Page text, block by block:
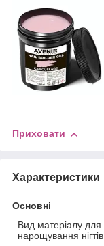
Приховати
Характеристики
Основні
Вид матеріалу для
нарощування нігтів